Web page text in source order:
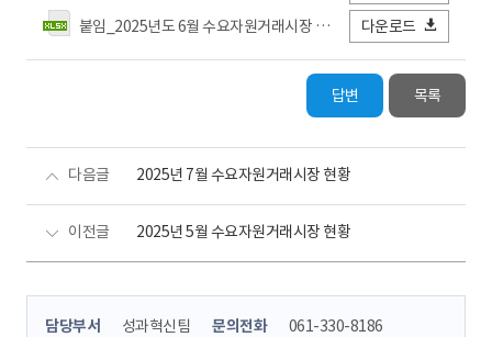
붙임_2025년도 6월 수요자원거래시장 현황 상세_수정.xlsx
다운로드
답변 목록
다음글 2025년 7월 수요자원거래시장 현황
이전글 2025년 5월 수요자원거래시장 현황
콘
담당부서 성과혁신팀 문의전화 061-330-8186